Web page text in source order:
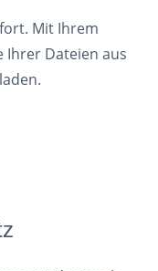
Mit Ihrem
Ihrer Dateien aus